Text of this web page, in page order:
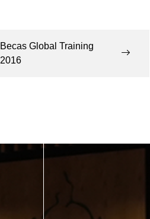
Becas Global Training
2016